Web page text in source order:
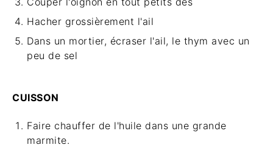
Hacher grossièrement l'ail
Dans un mortier, écraser l'ail, le thym avec un
peu de sel
CUISSON
Faire chauffer de l'huile dans une grande
marmite.